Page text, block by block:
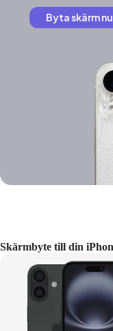
Byta skärm
Skärmbyte till din